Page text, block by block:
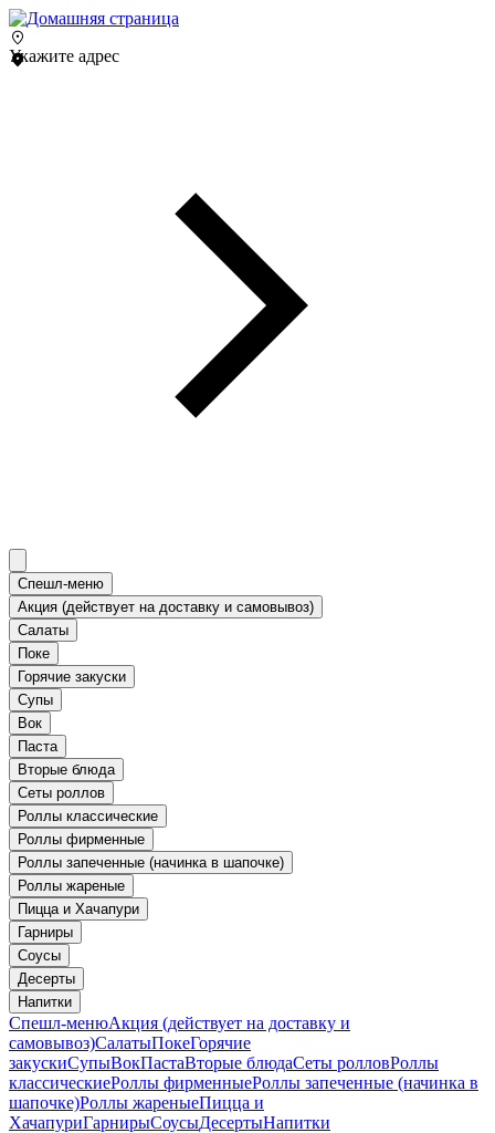
Укажите адрес
Спешл-меню
Акция (действует на доставку и самовывоз)
Салаты
Поке
Горячие закуски
Супы
Вок
Паста
Вторые блюда
Сеты роллов
Роллы классические
Роллы фирменные
Роллы запеченные (начинка в шапочке)
Роллы жареные
Пицца и Хачапури
Гарниры
Соусы
Десерты
Напитки
Спешл-менюАкция (действует на доставку и
самовывоз)СалатыПокеГорячие
закускиСупыВокПастаВторые блюдаСеты ролловРоллы
классическиеРоллы фирменныеРоллы запеченные (начинка в
шапочке)Роллы жареныеПицца и
ХачапуриГарнирыСоусыДесертыНапитки